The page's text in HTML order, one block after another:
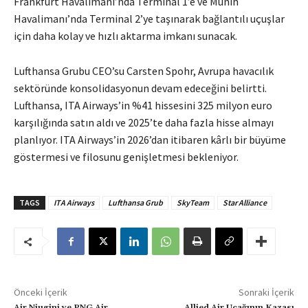
Havalimanı’nda Terminal 2’ye taşınarak bağlantılı uçuşlar
için daha kolay ve hızlı aktarma imkanı sunacak.
Lufthansa Grubu CEO’su Carsten Spohr, Avrupa havacılık
sektöründe konsolidasyonun devam edeceğini belirtti.
Lufthansa, ITA Airways’in %41 hissesini 325 milyon euro
karşılığında satın aldı ve 2025’te daha fazla hisse almayı
planlıyor. ITA Airways’in 2026’dan itibaren kârlı bir büyüme
göstermesi ve filosunu genişletmesi bekleniyor.
TAGS ITA Airways Lufthansa Grub SkyTeam Star Alliance
Önceki İçerik Sonraki İçerik